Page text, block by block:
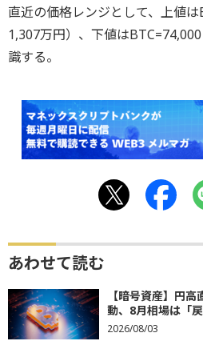
直近の価格レンジとして、上値
1,307万円）、下値は
識する。
あわせて読む
【暗号資産】円
動、8月相場は「
2026/08/03